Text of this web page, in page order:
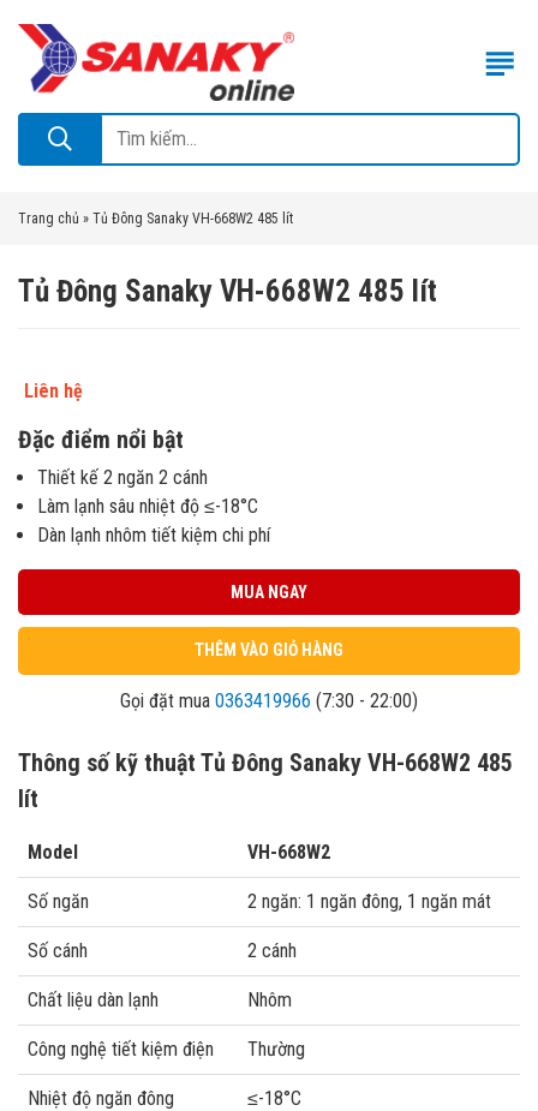
Trang chủ » Tủ Đông Sanaky VH-668W2 485 lít
Tủ Đông Sanaky VH-668W2 485 lít
Liên hệ
Đặc điểm nổi bật
Thiết kế 2 ngăn 2 cánh
Làm lạnh sâu nhiệt độ ≤-18°C
Dàn lạnh nhôm tiết kiệm chi phí
MUA NGAY
THÊM VÀO GIỎ HÀNG
Gọi đặt mua 0363419966 (7:30 - 22:00)
Thông số kỹ thuật Tủ Đông Sanaky VH-668W2 485
lít
Model VH-668W2
Số ngăn 2 ngăn: 1 ngăn đông, 1 ngăn mát
Số cánh 2 cánh
Chất liệu dàn lạnh Nhôm
Công nghệ tiết kiệm điện Thường
Nhiệt độ ngăn đông ≤-18°C